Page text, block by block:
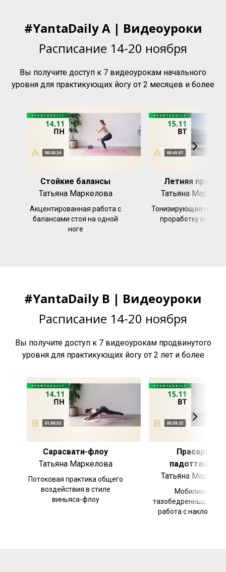
#YantaDaily A | Видеоуроки
Расписание 14-20 ноября
Вы получите доступ к 7 видеоурокам начального
уровня для практикующих йогу от 2 месяцев и более
Стойкие балансы
Татьяна Маркелова
Акцентированная работа с
балансами стоя на одной
ноге
Летняя
Татьяна
Тонизирующая
проработку всего
#YantaDaily B | Видеоуроки
Расписание 14-20 ноября
Вы получите доступ к 7 видеоурокам продвинутого
уровня для практикующих йогу от 2 лет и более
Сарасвати-флоу
Татьяна Маркелова
Потоковая практика общего
воздействия в стиле
виньяса-флоу
Прасарита
падоттансана
Татьяна
Мобилизация
тазобедренных
работа с наклоном